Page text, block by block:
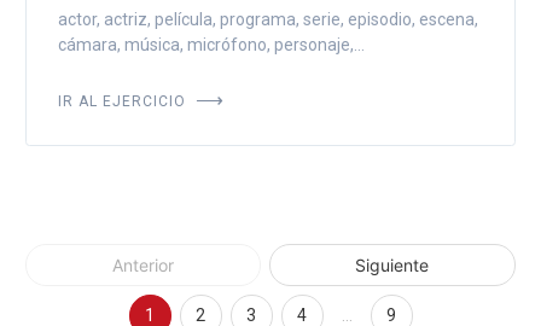
actor, actriz, película, programa, serie, episodio, escena,
cámara, música, micrófono, personaje,...
IR AL EJERCICIO
Anterior Siguiente
1 2 3 4 9